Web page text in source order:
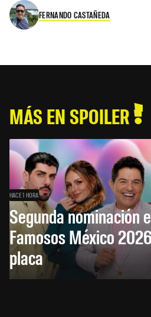
FERNANDO CASTAÑEDA
MÁS EN SPOILER
HACE 1 HORA
Segunda nominación
Famosos México
placa